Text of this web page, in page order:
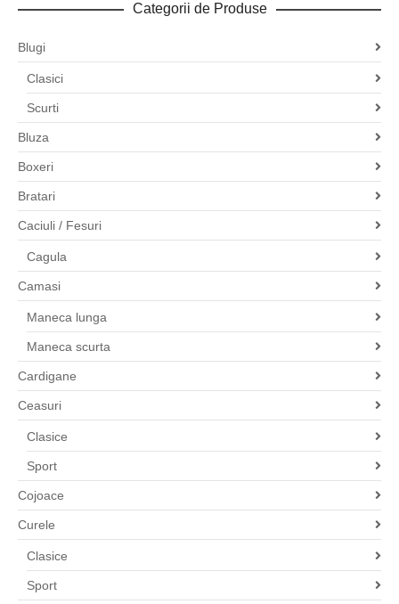
Categorii de Produse
Blugi
Clasici
Scurti
Bluza
Boxeri
Bratari
Caciuli / Fesuri
Cagula
Camasi
Maneca lunga
Maneca scurta
Cardigane
Ceasuri
Clasice
Sport
Cojoace
Curele
Clasice
Sport